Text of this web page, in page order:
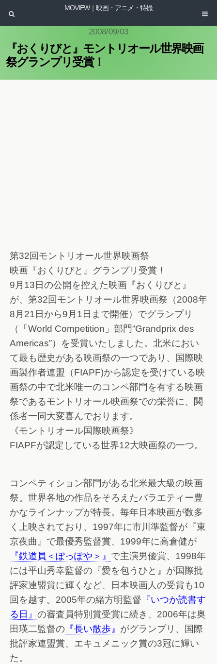
MOVIEW｜映画・アニメ・特撮
2008/09/03
『おくりびと』モントリオール世界映画
祭グランプリ受賞！
第32回モントリオール世界映画祭
映画『おくりびと』グランプリ受賞！
9月13日の公開を控えた映画『おくりびと』
が、第32回モントリオール世界映画祭（2008年
8月21日から9月1日まで開催）でグランプリ
（「World Competition」部門“Grandprix des
Americas”）を受賞いたしました。北米におい
て最も歴史がある映画祭の一つであり、国際映
画製作者連盟（FIAPF)から認定を受けている映
画祭の中で北米唯一のコンペ部門を有する映画
祭であるモントリオール映画祭での栄誉に、関
係者一同大変喜んでおります。
《モントリオール国際映画祭》
FIAPFが認定している世界12大映画祭の一つ。
コンペティション部門がある北米最大級の映画
祭。世界各地の作品をそろえたバラエティー豊
かなラインナップが特長。毎年日本映画が数多
く上映されており、1997年に市川準監督が『東
京夜曲』で最優秀監督賞、1999年に高倉健が
『鉄道員＜ぽっぽや＞』 で主演男優賞、1998年
には平山秀幸監督の『愛を包うひと』が国際批
評家連盟賞に輝くなど、日本映画人の受賞も10
回を越す。2005年の緒方明監督 『いつか読書す
る日』 の審査員特別賞受賞に続き、2006年は奥
田瑛二監督の 『長い散歩』 がグランプリ、国際
批評家連盟賞、エキュメニック賞の3冠に輝い
た。